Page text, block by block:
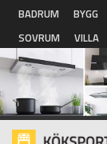
Hoppa till
BADRUM BYGG
SOVRUM
VILLA